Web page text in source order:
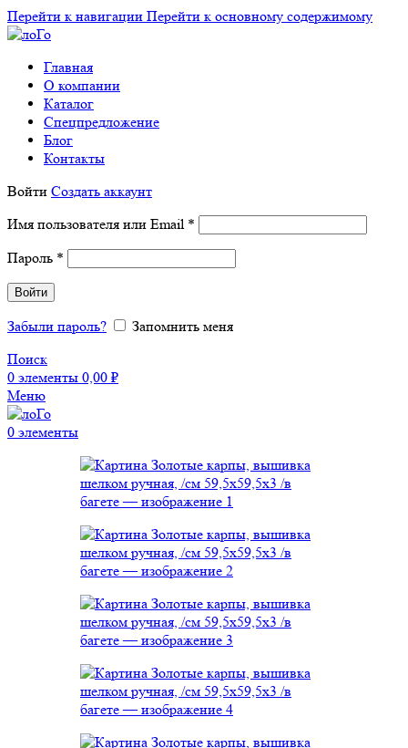
Перейти к навигации Перейти к основному содержимому
Главная
О компании
Каталог
Спецпредложение
Блог
Контакты
Войти Создать аккаунт
Имя пользователя или Email *
Пароль *
Войти
Забыли пароль?
Запомнить меня
Поиск
0 элементы 0,00 ₽
Меню
0 элементы